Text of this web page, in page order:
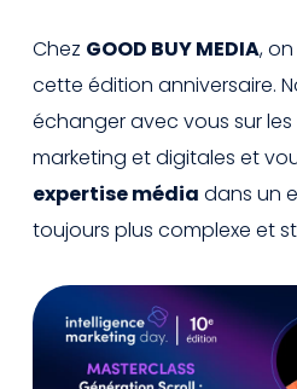
Chez GOOD BUY MEDIA,
cette édition anniversaire.
échanger avec vous sur
marketing et digitales et
expertise média dans un
toujours plus complexe et